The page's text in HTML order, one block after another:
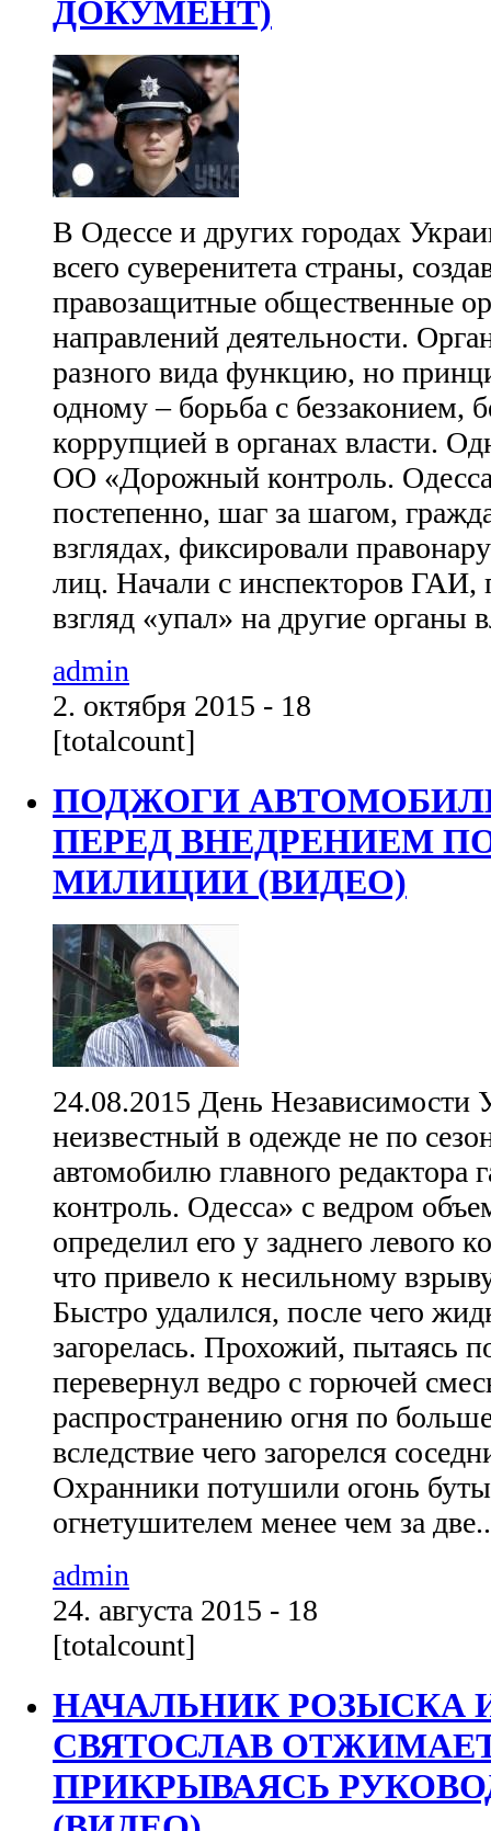
ДОКУМЕНТ)
В Одессе и других городах
всего суверенитета страны,
правозащитные общественные
направлений деятельности.
разного вида функцию, но
одному – борьба с беззаконием,
коррупцией в органах власти.
ОО «Дорожный контроль.
постепенно, шаг за шагом,
взглядах, фиксировали
лиц. Начали с инспекторов ГАИ,
взгляд «упал» на другие органы
admin
2. октября 2015 - 18
[totalcount]
ПОДЖОГИ
ПЕРЕД ВНЕДРЕНИЕМ
МИЛИЦИИ (ВИДЕО)
24.08.2015 День Независимости
неизвестный в одежде не по
автомобилю главного
контроль. Одесса» с ведром
определил его у заднего левого
что привело к несильному
Быстро удалился, после чего
загорелась. Прохожий, пытаясь
перевернул ведро с горючей
распространению огня по
вследствие чего загорелся
Охранники потушили огонь
огнетушителем менее чем за
admin
24. августа 2015 - 18
[totalcount]
НАЧАЛЬНИК РОЗЫСКА
СВЯТОСЛАВ
ПРИКРЫВАЯСЬ